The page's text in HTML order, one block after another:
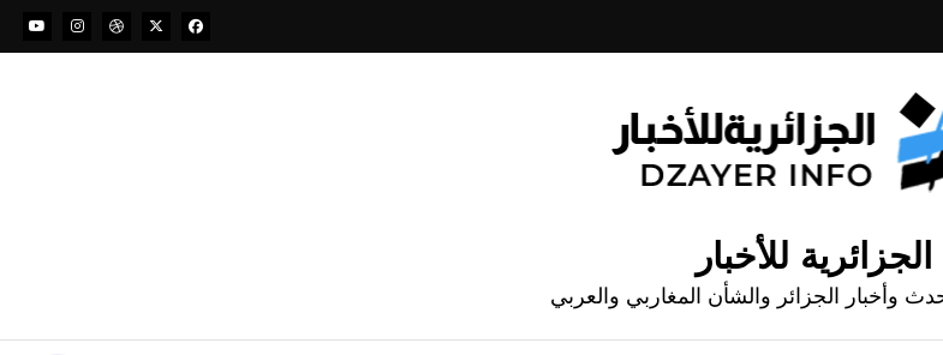
الجزائرية للأخبار
وأخبار الجزائر والشأن المغاربي والعربي